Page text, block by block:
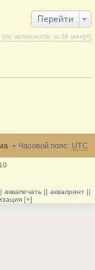
Перейти
(по активности за 10 минут)
Часовой пояс: UTC
|| аквапринт ||
[+]